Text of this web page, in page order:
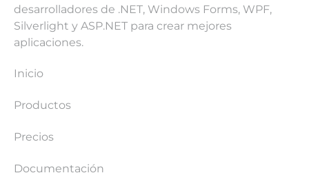
desarrolladores de .NET, Windows Forms, WPF,
Silverlight y ASP.NET para crear mejores
aplicaciones.
Inicio
Productos
Precios
Documentación